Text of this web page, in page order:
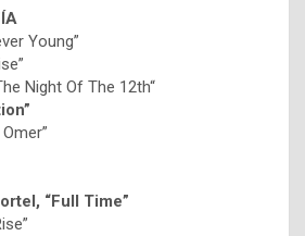
Young”
Night Of The 12th“
“Full Time”